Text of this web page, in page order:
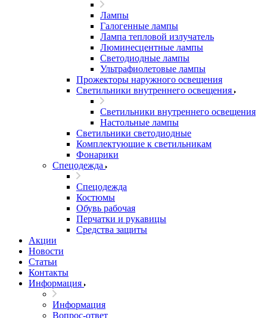
Лампы
Галогенные лампы
Лампа тепловой излучатель
Люминесцентные лампы
Светодиодные лампы
Ультрафиолетовые лампы
Прожекторы наружного освещения
Светильники внутреннего освещения
Светильники внутреннего освещения
Настольные лампы
Светильники светодиодные
Комплектующие к светильникам
Фонарики
Спецодежда
Спецодежда
Костюмы
Обувь рабочая
Перчатки и рукавицы
Средства защиты
Акции
Новости
Статьи
Контакты
Информация
Информация
Вопрос-ответ